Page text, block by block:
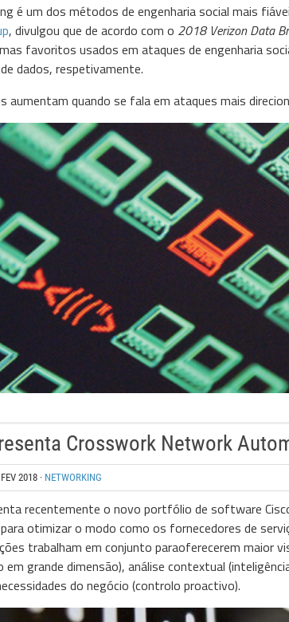
é um dos métodos de engenharia social mais
, divulgou que de acordo com o 2018 Verizon Data
favoritos usados em ataques de engenharia
dados, respetivamente.
aumentam quando se fala em ataques mais
Crosswork Network
2018 · NETWORKING
recentemente o novo portfólio de software
paraotimizar o modo como os fornecedores de
trabalham em conjunto paraoferecerem maior
em grande dimensão), análise contextual
do negócio (controlo proactivo).